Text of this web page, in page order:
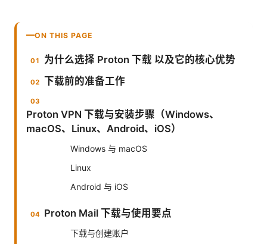
ON THIS PAGE
为什么选择 Proton 下载 以及它的核心优势
下载前的准备工作
Proton VPN 下载与安装步骤（Windows、
macOS、Linux、Android、iOS）
Windows 与 macOS
Linux
Android 与 iOS
Proton Mail 下载与使用要点
下载与创建账户